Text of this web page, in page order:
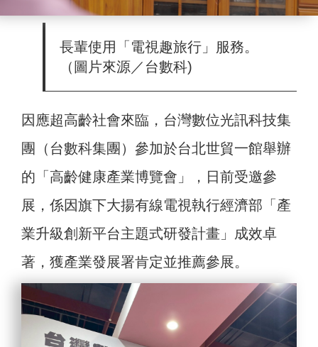
長輩使用「電視趣旅行」服務。
（圖片來源／台數科)
因應超高齡社會來臨，台灣數位光訊科技集
團（台數科集團）參加於台北世貿一館舉辦
的「高齡健康產業博覽會」，日前受邀參
展，係因旗下大揚有線電視執行經濟部「產
業升級創新平台主題式研發計畫」成效卓
著，獲產業發展署肯定並推薦參展。